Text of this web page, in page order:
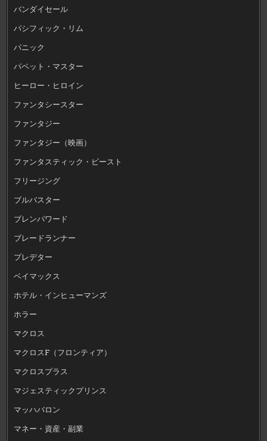
バンダイセール
パシフィック・リム
パニック
パペット・マスター
ヒーロー・ヒロイン
ファンタシースター
ファンタジー
ファンタジー（映画）
ファンタスティック・ビースト
フリージング
ブルバスター
ブレンパワード
ブレードランナー
プレデター
ベイマックス
ホテル・インヒューマンズ
ホラー
マクロス
マクロスF（フロンティア）
マクロスプラス
マジェスティックプリンス
マッハバロン
マネー・資産・副業